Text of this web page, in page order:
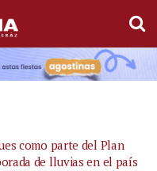
como parte del Plan
de lluvias en el país